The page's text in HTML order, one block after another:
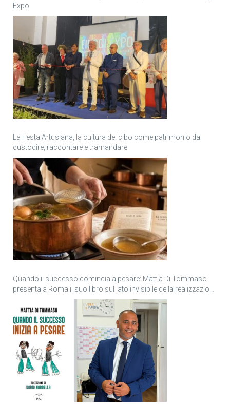
Expo
La Festa Artusiana, la cultura del cibo come patrimonio da
custodire, raccontare e tramandare
Quando il successo comincia a pesare: Mattia Di Tommaso
presenta a Roma il suo libro sul lato invisibile della realizzazione